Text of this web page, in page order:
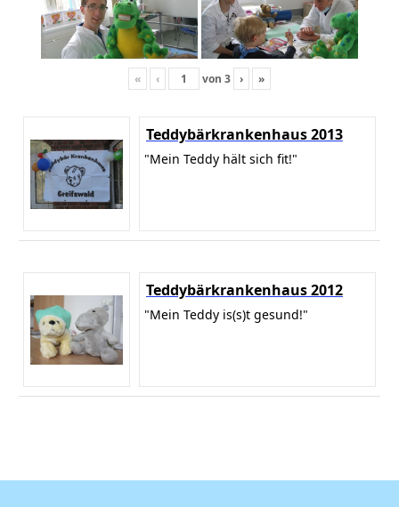
« ‹ von 3 › »
Teddybärkrankenhaus 2013
"Mein Teddy hält sich fit!"
Teddybärkrankenhaus 2012
"Mein Teddy is(s)t gesund!"